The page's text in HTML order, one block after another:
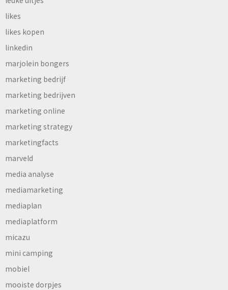
likes
likes kopen
linkedin
marjolein bongers
marketing bedrijf
marketing bedrijven
marketing online
marketing strategy
marketingfacts
marveld
media analyse
mediamarketing
mediaplan
mediaplatform
micazu
mini camping
mobiel
mooiste dorpjes